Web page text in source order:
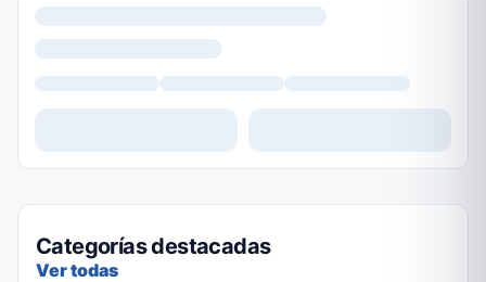
Categorías destacadas
Ver todas